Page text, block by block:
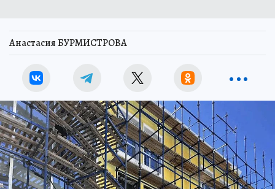
Анастасия БУРМИСТРОВА